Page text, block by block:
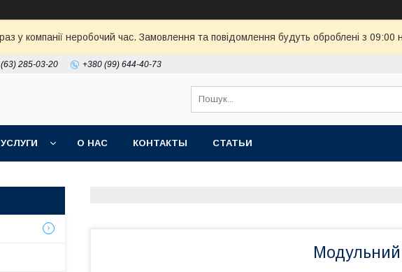
у компанії неробочий час. Замовлення та повідомлення будуть оброблені з 09:00
285-03-20 +380 (99) 644-40-73
О НАС КОНТАКТЫ СТАТЬИ
Модульний